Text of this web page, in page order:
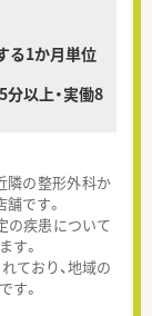
る1か月単位
以上・実働8
隣の整形外科か
です。
の疾患について
す。
ており、地域の
す。